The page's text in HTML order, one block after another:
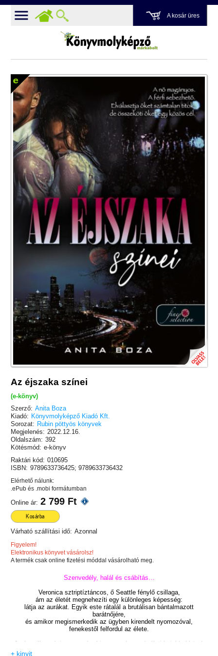
A kosár üres
Az éjszaka színei
(e-könyv)
Szerző: Anita Boza
Kiadó: Könyvmolyképző Kiadó Kft.
Sorozat: Rubin pöttyös könyvek
Megjelenés: 2022.12.16.
Oldalszám: 392
Kötésmód: e-könyv
Raktári kód: 010695
ISBN: 9789633736425; 9789633736432
Elérhető nálunk:
.ePub és .mobi formátumban
Online ár: 2 799 Ft
Kosárba
Várható szállítási idő: Azonnal
Figyelem!
Elektronikus könyvet vásárolsz!
A termék csak online fizetési móddal vásárolható meg.
Szenvedély, halál és csábítás…
Veronica sztriptíztáncos, ő Seattle fénylő csillaga,
ám az életét megnehezíti egy különleges képesség:
látja az aurákat. Egyik este rátalál a brutálisan bántalmazott
barátnőjére,
és amikor megismerkedik az ügyben kirendelt nyomozóval,
fenekestől felfordul az élete.
Jack gyilkossági nyomozó, aki nemcsak magánéleti bajokkal küzd,
hanem a nyakába sózzák egy megerőszakolt sztriptíztáncosnő ügyét
+ kinyit